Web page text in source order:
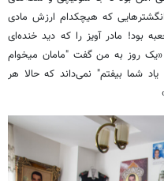
پلاک و انگشترهایی که هیچکدام ارزش مادی
بود! مادر آویز را که دید خنده‌ای
روز به من گفت "مامان میخوام
شما بیفتم" نمی‌داند که حالا هر